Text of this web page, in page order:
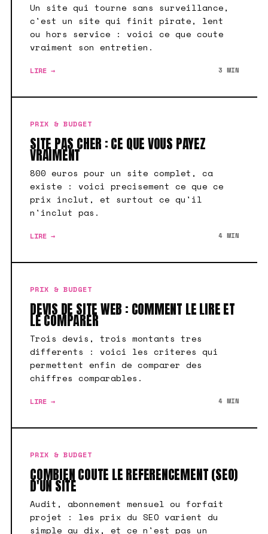
Un site qui tourne sans surveillance,
c'est un site qui finit pirate, lent
ou hors service : voici ce que coute
vraiment son entretien.
LIRE → 3 MIN
PRIX & BUDGET
SITE PAS CHER : CE QUE VOUS PAYEZ
VRAIMENT
800 euros pour un site complet, ca
existe : voici precisement ce que ce
prix inclut, et surtout ce qu'il
n'inclut pas.
LIRE → 4 MIN
PRIX & BUDGET
DEVIS DE SITE WEB : COMMENT LE LIRE ET
LE COMPARER
Trois devis, trois montants tres
differents : voici les criteres qui
permettent enfin de comparer des
chiffres comparables.
LIRE → 4 MIN
PRIX & BUDGET
COMBIEN COUTE LE REFERENCEMENT (SEO)
D'UN SITE
Audit, abonnement mensuel ou forfait
projet : les prix du SEO varient du
simple au dix, et ce n'est pas un